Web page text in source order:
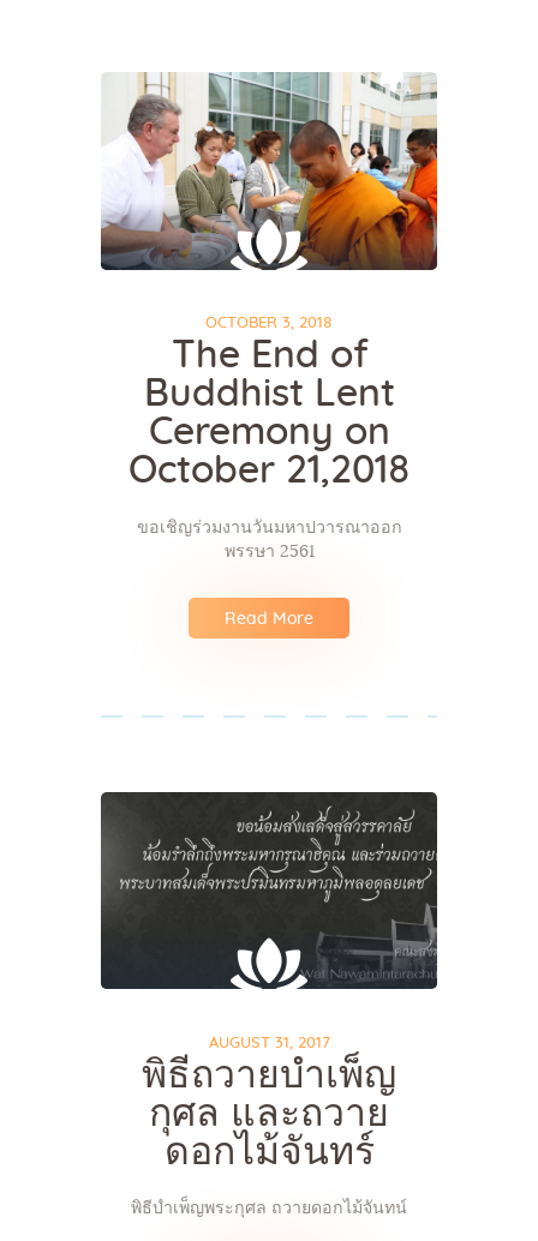
Home
About Us
Sunday School
Meditation
Galleries
Contact Us
OCTOBER 3, 2018
The End of
Buddhist Lent
Ceremony on
October 21,2018
ขอเชิญร่วมงานวันมหาปวารณาออก
พรรษา 2561
Read More
AUGUST 31, 2017
พิธีถวายบำเพ็ญ
กุศล และถวาย
ดอกไม้จันทร์
พิธีบำเพ็ญพระกุศล ถวายดอกไม้จันทน์